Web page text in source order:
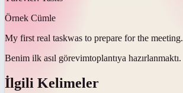
Örnek Cümle
My first real taskwas to prepare for the meeting.
Benim ilk asıl görevimtoplantıya hazırlanmaktı.
İlgili Kelimeler